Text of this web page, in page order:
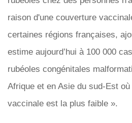
raison d'une couverture
certaines régions françaises,
estime aujourd’hui à 100 000
rubéoles congénitales
Afrique et en Asie du sud-Est
vaccinale est la plus faible ».